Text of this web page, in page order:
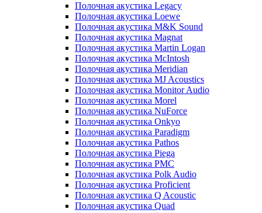
Полочная акустика Legacy
Полочная акустика Loewe
Полочная акустика M&K Sound
Полочная акустика Magnat
Полочная акустика Martin Logan
Полочная акустика McIntosh
Полочная акустика Meridian
Полочная акустика MJ Acoustics
Полочная акустика Monitor Audio
Полочная акустика Morel
Полочная акустика NuForce
Полочная акустика Onkyo
Полочная акустика Paradigm
Полочная акустика Pathos
Полочная акустика Piega
Полочная акустика PMC
Полочная акустика Polk Audio
Полочная акустика Proficient
Полочная акустика Q Acoustic
Полочная акустика Quad